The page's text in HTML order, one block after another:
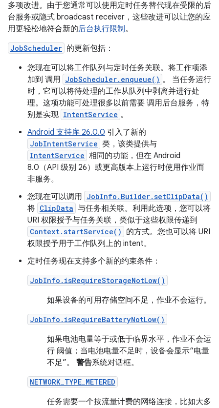
多项改进。由于您通常可以使用定时任务替代现在受限的后
台服务或隐式 broadcast receiver，这些改进可以让您的应
用更轻松地符合新的后台执行限制。
JobScheduler 的更新包括：
您现在可以将工作队列与定时任务关联。将工作项添
加到 调用 JobScheduler.enqueue() 。 当任务运行
时，它可以将待处理的工作从队列中剥离并进行处
理。这项功能可处理很多以前需要 调用后台服务，特
别是实现 IntentService 。
Android 支持库 26.0.0 引入了新的
JobIntentService 类，该类提供与
IntentService 相同的功能，但在 Android
8.0（API 级别 26）或更高版本上运行时使用作业而
非服务。
您现在可以调用 JobInfo.Builder.setClipData()
将 ClipData 与任务相关联。利用此选项，您可以将
URI 权限授予与任务关联，类似于这些权限传递到
Context.startService()
的方式。您也可以将 URI
权限授予用于工作队列上的 intent。
定时任务现在支持多个新的约束条件：
JobInfo.isRequireStorageNotLow()
如果设备的可用存储空间不足，作业不会运行。
JobInfo.isRequireBatteryNotLow()
如果电池电量等于或低于临界水平，作业不会运
行 阈值；当电池电量不足时，设备会显示“电量
不足”。
警告系统对话框。
NETWORK_TYPE_METERED
任务需要一个按流量计费的网络连接，比如大多